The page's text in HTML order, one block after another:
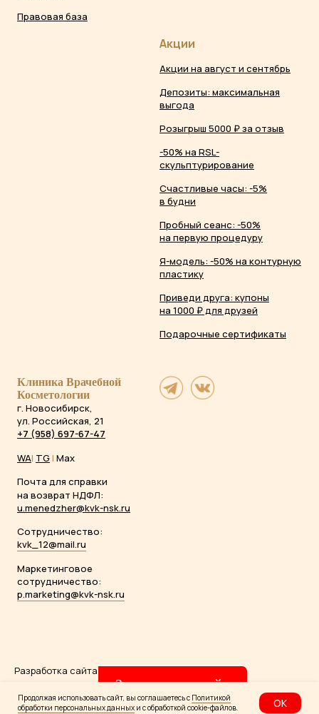
Правовая база
Акции
Акции на август и сентябрь
Депозиты: максимальная
выгода
Розыгрыш 5000 ₽ за отзыв
-50% на RSL-
скульптурирование
Счастливые часы: -5%
в будни
Пробный сеанс: -50%
на первую процедуру
Я-модель: -50% на контурную
пластику
Приведи друга: купоны
на 1000 ₽ для друзей
Подарочные сертификаты
Клиника Врачебной
Косметологии
г. Новосибирск,
ул. Российская, 21
+7 (958) 697-67-47
WA| TG| Max
Почта для справки
на возврат НДФЛ:
u.menedzher@kvk-nsk.ru
Сотрудничество:
kvk_12@mail.ru
Маркетинговое
сотрудничество:
p.marketing@kvk-nsk.ru
Разработка сайтаEvgeniya Karyakina
Продолжая использовать сайт, вы соглашаетесь с Политикой
обработки персональных данных и с обработкой cookie-файлов. ОК
Записаться онлайн